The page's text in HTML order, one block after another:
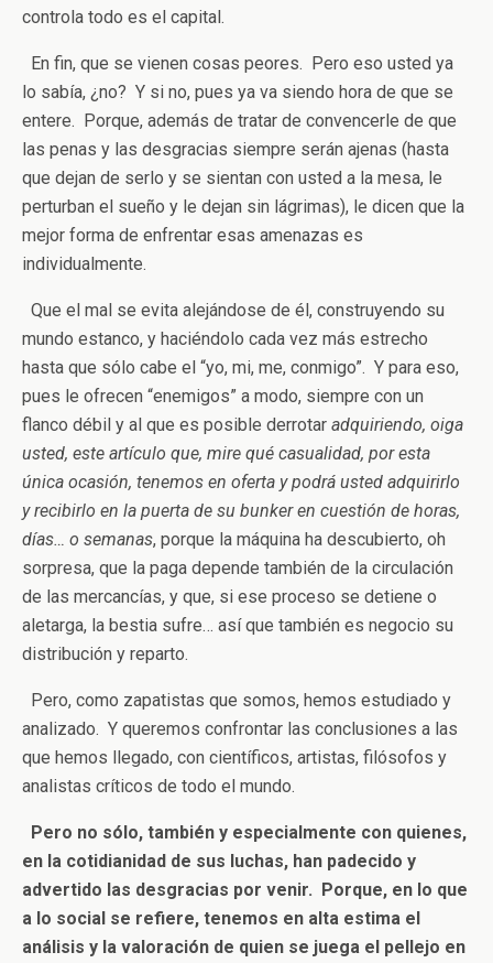
controla todo es el capital.
En fin, que se vienen cosas peores. Pero eso usted ya
lo sabía, ¿no? Y si no, pues ya va siendo hora de que se
entere. Porque, además de tratar de convencerle de que
las penas y las desgracias siempre serán ajenas (hasta
que dejan de serlo y se sientan con usted a la mesa, le
perturban el sueño y le dejan sin lágrimas), le dicen que la
mejor forma de enfrentar esas amenazas es
individualmente.
Que el mal se evita alejándose de él, construyendo su
mundo estanco, y haciéndolo cada vez más estrecho
hasta que sólo cabe el “yo, mi, me, conmigo”. Y para eso,
pues le ofrecen “enemigos” a modo, siempre con un
flanco débil y al que es posible derrotar adquiriendo, oiga
usted, este artículo que, mire qué casualidad, por esta
única ocasión, tenemos en oferta y podrá usted adquirirlo
y recibirlo en la puerta de su bunker en cuestión de horas,
días… o semanas, porque la máquina ha descubierto, oh
sorpresa, que la paga depende también de la circulación
de las mercancías, y que, si ese proceso se detiene o
aletarga, la bestia sufre… así que también es negocio su
distribución y reparto.
Pero, como zapatistas que somos, hemos estudiado y
analizado. Y queremos confrontar las conclusiones a las
que hemos llegado, con científicos, artistas, filósofos y
analistas críticos de todo el mundo.
Pero no sólo, también y especialmente con quienes,
en la cotidianidad de sus luchas, han padecido y
advertido las desgracias por venir. Porque, en lo que
a lo social se refiere, tenemos en alta estima el
análisis y la valoración de quien se juega el pellejo en